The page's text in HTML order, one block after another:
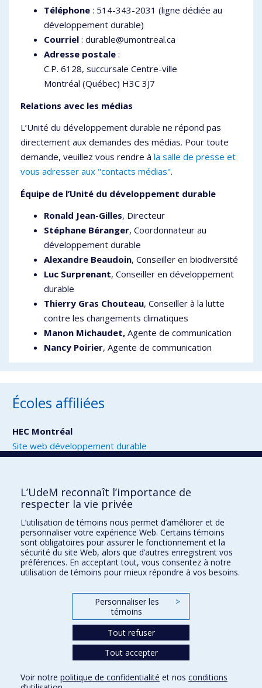
Téléphone : 514-343-2031 (ligne dédiée au
développement durable)
Courriel : durable@umontreal.ca
Adresse postale :
C.P. 6128, succursale Centre-ville
Montréal (Québec) H3C 3J7
Relations avec les médias
L’Unité du développement durable ne répond pas
directement aux demandes des médias. Pour toute
demande, veuillez vous rendre à la salle de presse et
vous adresser aux "contacts médias".
Équipe de l’Unité du développement durable
Ronald Jean-Gilles, Directeur
Stéphane Béranger, Coordonnateur au
développement durable
Alexandre Beaudoin, Conseiller en biodiversité
Luc Surprenant, Conseiller en développement
durable
Thierry Gras Chouteau, Conseiller à la lutte
contre les changements climatiques
Manon Michaudet, Agente de communication
Nancy Poirier, Agente de communication
Écoles affiliées
HEC Montréal
Site web développement durable
Coordonnées
Site web développement durable
Courriel
Développement durable à l'UdeM
Conditions d’utilisation
L’UdeM reconnaît l’importance de
respecter la vie privée
L’utilisation de témoins nous permet d’améliorer et de
personnaliser votre expérience Web. Certains témoins
sont obligatoires pour assurer le fonctionnement et la
sécurité du site Web, alors que d’autres enregistrent vos
préférences. En acceptant tout, vous consentez à notre
utilisation de témoins pour mieux répondre à vos besoins.
Personnaliser les
témoins
>
Tout refuser
Tout accepter
Voir notre politique de confidentialité et nos conditions